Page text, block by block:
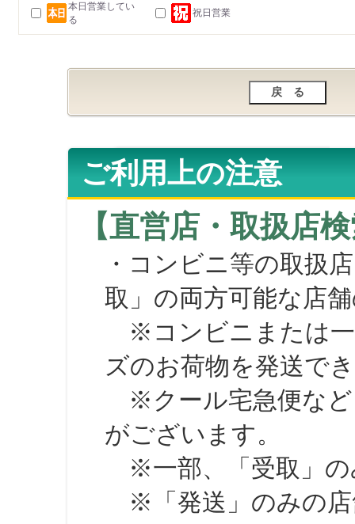
本日営業してい
る
祝日営業
ご利用上の注意
【直営店・取扱店
・コンビニ等の取扱
取」の両方可能な店
※コンビニまたは一
ズのお荷物を発送で
※クール宅急便など
がございます。
※一部、「受取」の
※「発送」のみの店